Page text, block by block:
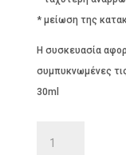
* μείωση της
Η συσκευασία
συμπυκνωμένες
30ml